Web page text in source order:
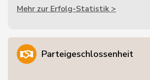
Mehr zur Erfolg-Statistik >
Parteigeschlossenheit